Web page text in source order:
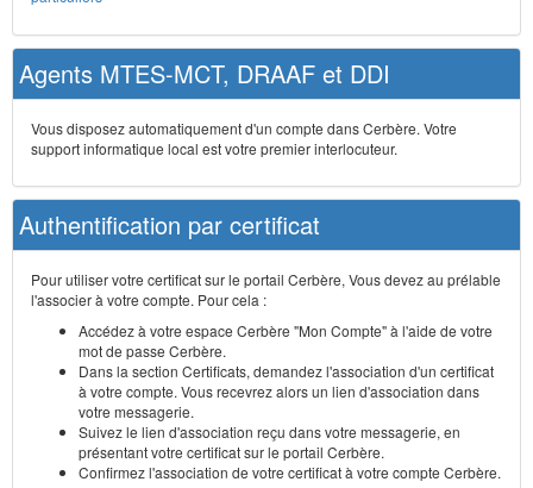
Agents MTES-MCT, DRAAF et DDI
Vous disposez automatiquement d'un compte dans Cerbère. Votre
support informatique local est votre premier interlocuteur.
Authentification par certificat
Pour utiliser votre certificat sur le portail Cerbère, Vous devez au prélable
l'associer à votre compte. Pour cela :
Accédez à votre espace Cerbère "Mon Compte" à l'aide de votre
mot de passe Cerbère.
Dans la section Certificats, demandez l'association d'un certificat
à votre compte. Vous recevrez alors un lien d'association dans
votre messagerie.
Suivez le lien d'association reçu dans votre messagerie, en
présentant votre certificat sur le portail Cerbère.
Confirmez l'association de votre certificat à votre compte Cerbère.